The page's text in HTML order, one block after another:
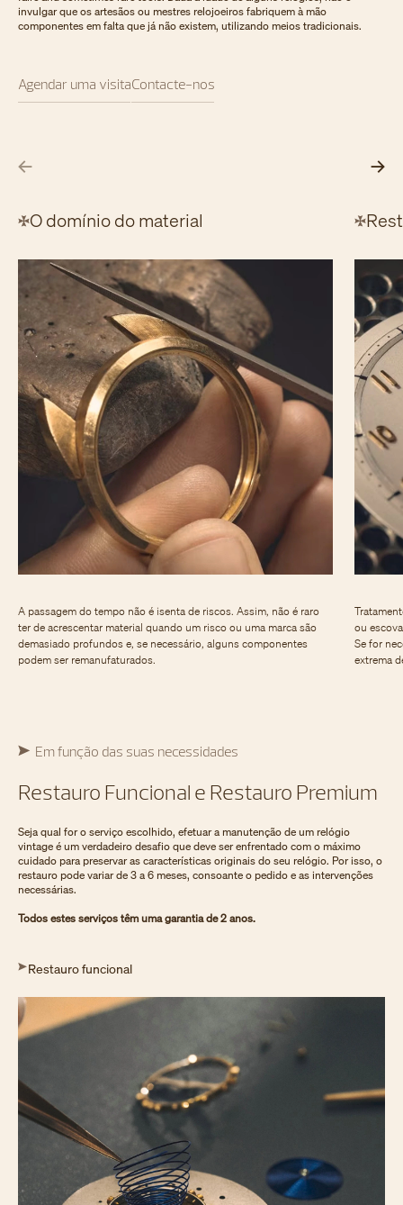
invulgar que os artesãos ou mestres relojoeiros fabriquem à mão
componentes em falta que já não existem, utilizando meios tradicionais.
Agendar uma visitaContacte-nos
O domínio do material
A passagem do tempo não é isenta de riscos. Assim, não é raro
ter de acrescentar material quando um risco ou uma marca são
demasiado profundos e, se necessário, alguns componentes
podem ser remanufaturados.
ou
Se for
extrema
Em função das suas necessidades
Restauro Funcional e Restauro Premium
Seja qual for o serviço escolhido, efetuar a manutenção de um relógio
vintage é um verdadeiro desafio que deve ser enfrentado com o máximo
cuidado para preservar as características originais do seu relógio. Por isso, o
restauro pode variar de 3 a 6 meses, consoante o pedido e as intervenções
necessárias.
Todos estes serviços têm uma garantia de 2 anos.
Restauro funcional